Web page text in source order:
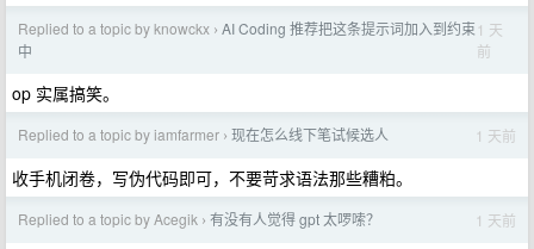
Replied to a topic by knowckx › AI Coding 推荐把这条提示词加入到约束
中
1 天
前
op 实属搞笑。
Replied to a topic by iamfarmer › 现在怎么线下笔试候选人 1 天前
收手机闭卷，写伪代码即可，不要苛求语法那些糟粕。
Replied to a topic by Acegik › 有没有人觉得 gpt 太啰嗦？ 1 天前